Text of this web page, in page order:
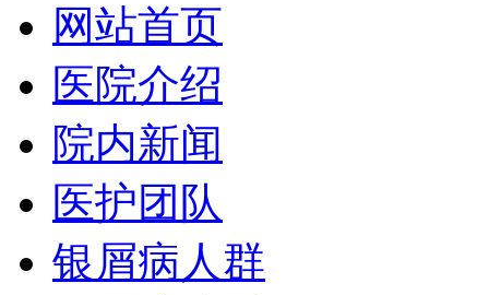
网站首页
医院介绍
院内新闻
医护团队
银屑病人群